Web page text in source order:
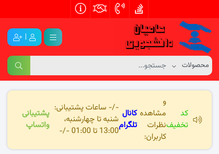
|
کد
تخفیف
و
مشاهده
نظرات
کاربران:
کانال
تلگرام
-/- ساعات پشتیبانی:
شنبه تا چهارشنبه،
13:00 تا 01:00 -/-
پشتیبانی
واتساپ